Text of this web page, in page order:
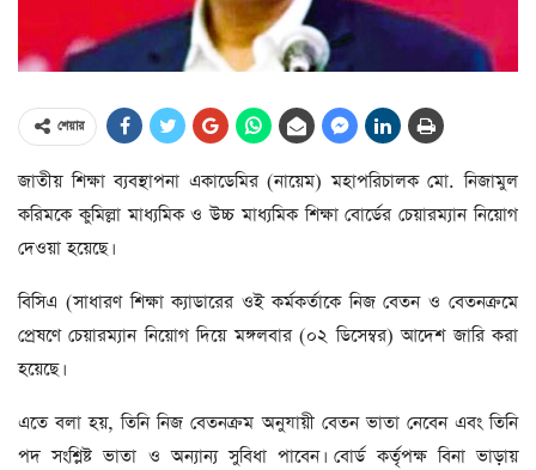
শেয়ার
জাতীয় শিক্ষা ব্যবস্থাপনা একাডেমির (নায়েম) মহাপরিচালক মো. নিজামুল
করিমকে কুমিল্লা মাধ্যমিক ও উচ্চ মাধ্যমিক শিক্ষা বোর্ডের চেয়ারম্যান নিয়োগ
দেওয়া হয়েছে।
বিসিএ (সাধারণ শিক্ষা ক্যাডারের ওই কর্মকর্তাকে নিজ বেতন ও বেতনক্রমে
প্রেষণে চেয়ারম্যান নিয়োগ দিয়ে মঙ্গলবার (০২ ডিসেম্বর) আদেশ জারি করা
হয়েছে।
এতে বলা হয়, তিনি নিজ বেতনক্রম অনুযায়ী বেতন ভাতা নেবেন এবং তিনি
পদ সংশ্লিষ্ট ভাতা ও অন্যান্য সুবিধা পাবেন। বোর্ড কর্তৃপক্ষ বিনা ভাড়ায়